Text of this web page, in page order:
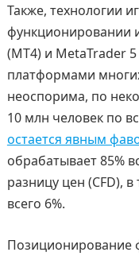
Также, технологии
функционировании
(MT4) и MetaTrader
платформами
неоспорима, по
10 млн человек по
остается явным
обрабатывает 85%
разницу цен (CFD),
всего 6%.
Позиционирование